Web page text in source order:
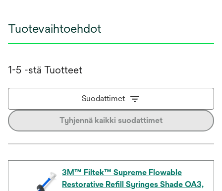
Tuotevaihtoehdot
1-5 -stä Tuotteet
Suodattimet
Tyhjennä kaikki suodattimet
3M™ Filtek™ Supreme Flowable
Restorative Refill Syringes Shade OA3,